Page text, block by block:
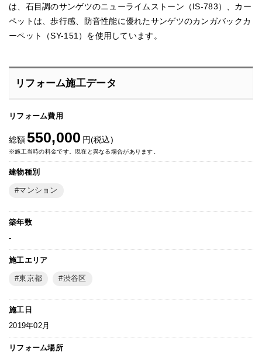
は、石目調のサンゲツのニューライムストーン（IS-783）、カー
ペットは、歩行感、防音性能に優れたサンゲツのカンガバックカ
ーペット（SY-151）を使用しています。
リフォーム施工データ
リフォーム費用
総額550,000 円(税込)
※施工当時の料金です。現在と異なる場合があります。
建物種別
マンション
築年数
-
施工エリア
東京都 渋谷区
施工日
2019年02月
リフォーム場所